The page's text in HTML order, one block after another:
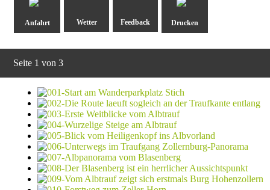
Anfahrt Drucken
Seite 1 von 3